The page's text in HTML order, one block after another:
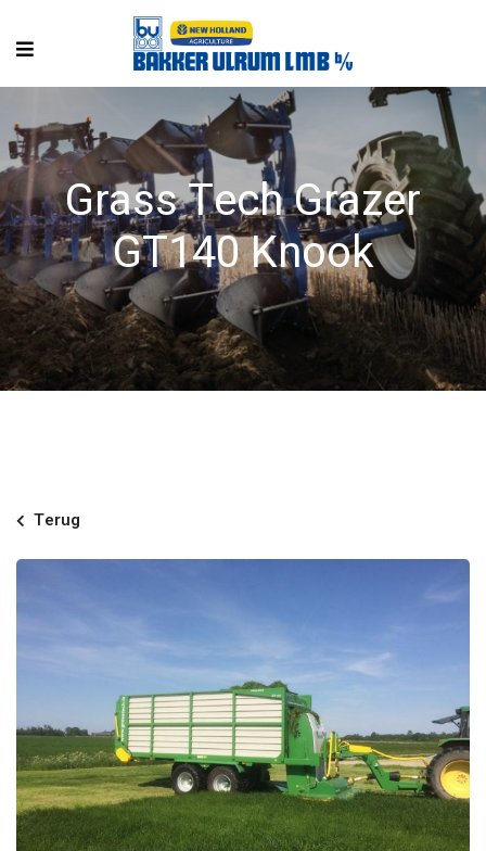
Grass Tech Grazer
GT140 Knook
Terug